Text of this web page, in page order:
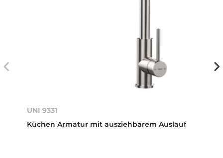
UNI 9331
Küchen Armatur mit ausziehbarem Auslauf